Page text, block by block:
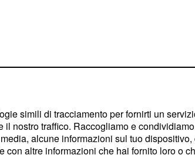
di lavoro: i due, però, si
passato che hanno vissuto
ritorno di fiamma per la
simili di tracciamento per fornirti un
il nostro traffico. Raccogliamo e
alcune informazioni sul tuo
con altre informazioni che hai fornito loro o